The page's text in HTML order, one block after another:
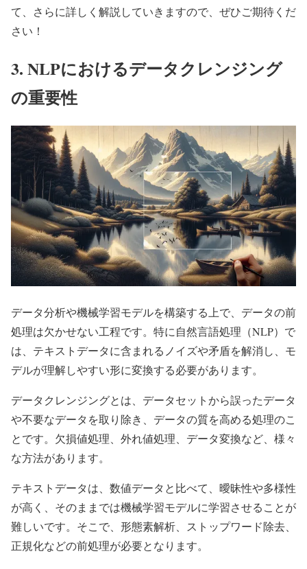
て、さらに詳しく解説していきますので、ぜひご期待くだ
さい！
3. NLPにおけるデータクレンジング
の重要性
データ分析や機械学習モデルを構築する上で、データの前
処理は欠かせない工程です。特に自然言語処理（NLP）で
は、テキストデータに含まれるノイズや矛盾を解消し、モ
デルが理解しやすい形に変換する必要があります。
データクレンジングとは、データセットから誤ったデータ
や不要なデータを取り除き、データの質を高める処理のこ
とです。欠損値処理、外れ値処理、データ変換など、様々
な方法があります。
テキストデータは、数値データと比べて、曖昧性や多様性
が高く、そのままでは機械学習モデルに学習させることが
難しいです。そこで、形態素解析、ストップワード除去、
正規化などの前処理が必要となります。